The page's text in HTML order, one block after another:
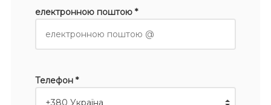
електронною поштою *
Телефон *